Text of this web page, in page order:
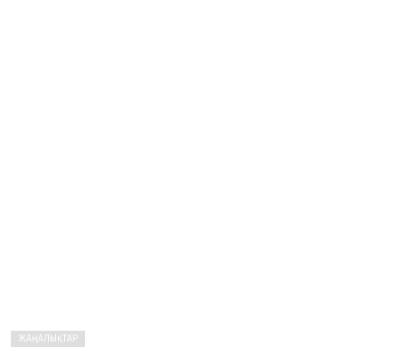
ЖАҢАЛЫҚТАР